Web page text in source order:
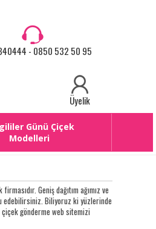
- 0850 532 50 95
Üyelik
Günü Çiçek
Modelleri
Geniş dağıtım ağımız ve
edebilirsiniz. Biliyoruz ki yüzlerinde
gönderme web sitemizi